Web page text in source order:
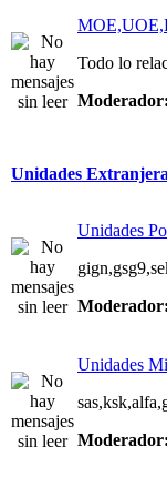
Todo lo
Moderador:
Unidades
Unidades
Moderador:
Unidades
Moderador: